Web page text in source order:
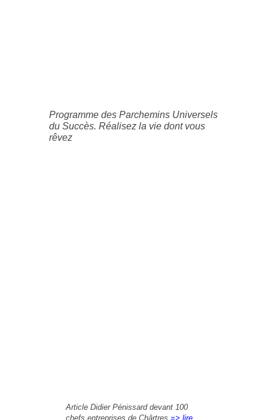
Programme des Parchemins Universels
du Succès. Réalisez la vie dont vous
rêvez
Article Didier Pénissard devant 100
chefs entreprises de Chârtres => lire